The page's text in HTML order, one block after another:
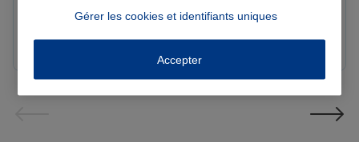
Le 09/08/2026 - Agence LANGRES-SAINT GEOSMES
Gérer les cookies et identifiants uniques
Accepter